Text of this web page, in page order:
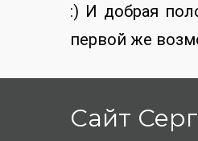
:) И добрая
первой же
Сайт